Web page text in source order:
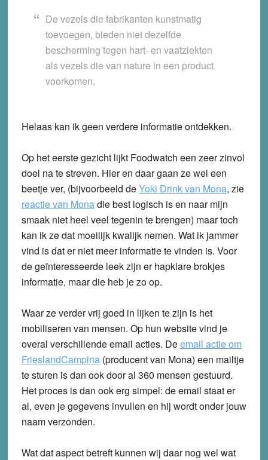
De vezels die fabrikanten kunstmatig
toevoegen, bieden niet dezelfde
bescherming tegen hart- en vaatziekten
als vezels die van nature in een product
voorkomen.
Helaas kan ik geen verdere informatie ontdekken.
Op het eerste gezicht lijkt Foodwatch een zeer zinvol
doel na te streven. Hier en daar gaan ze wel een
beetje ver, (bijvoorbeeld deYoki Drink van Mona, zie
reactie van Monadie best logisch is en naar mijn
smaak niet heel veel tegenin te brengen) maar toch
kan ik ze dat moeilijk kwalijk nemen. Wat ik jammer
vind is dat er niet meer informatie te vinden is. Voor
de geïnteresseerde leek zijn er hapklare brokjes
informatie, maar die heb je zo op.
Waar ze verder vrij goed in lijken te zijn is het
mobiliseren van mensen. Op hun website vind je
overal verschillende email acties. Deemail actie om
FrieslandCampina(producent van Mona) een mailtje
te sturen is dan ook door al 360 mensen gestuurd.
Het proces is dan ook erg simpel: de email staat er
al, even je gegevens invullen en hij wordt onder jouw
naam verzonden.
Wat dat aspect betreft kunnen wij daar nog wel wat